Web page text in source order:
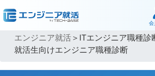
会
エンジニア就活 ＞ITエンジニア職種診
就活生向けエンジニア職種診断